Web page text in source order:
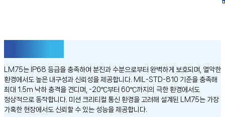
LM75는 IP68 등급을 충족하여 분진과 수분으로부터 완벽하게
보호되며, 열악한
환경에서도 높은 내구성과 신뢰성을 제공합니다. MIL-STD-810 기준을 충족해
최대 1.5m 낙하 충격을 견디며, -20℃부터 60℃까지의 극한 환경에서도
정상적으로 동작합니다. 미션 크리티컬 통신 환경을 고려해 설계된 LM75는 가장
가혹한 현장에서도 신뢰할 수 있는 성능을 제공합니다.